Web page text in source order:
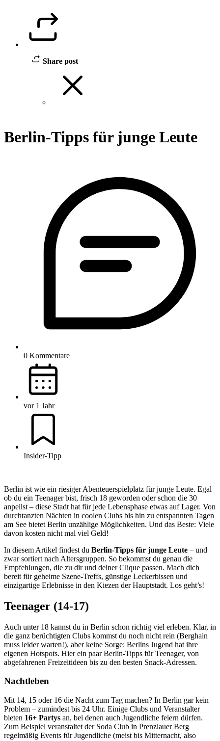
Share post
Berlin-Tipps für junge Leute
0 Kommentare
vor 1 Jahr
Insider-Tipp
Berlin ist wie ein riesiger Abenteuerspielplatz für junge Leute. Egal
ob du ein Teenager bist, frisch 18 geworden oder schon die 30
anpeilst – diese Stadt hat für jede Lebensphase etwas auf Lager. Von
durchtanzten Nächten in coolen Clubs bis hin zu entspannten Tagen
am See bietet Berlin unzählige Möglichkeiten. Und das Beste: Viele
davon kosten nicht mal viel Geld!
In diesem Artikel findest du Berlin-Tipps für junge Leute – und
zwar sortiert nach Altersgruppen. So bekommst du genau die
Empfehlungen, die zu dir und deiner Clique passen. Mach dich
bereit für geheime Szene-Treffs, günstige Leckerbissen und
einzigartige Erlebnisse in den Kiezen der Hauptstadt. Los geht’s!
Teenager (14-17)
Auch unter 18 kannst du in Berlin schon richtig viel erleben. Klar, in
die ganz berüchtigten Clubs kommst du noch nicht rein (Berghain
muss leider warten!), aber keine Sorge: Berlins Jugend hat ihre
eigenen Hotspots. Hier ein paar Berlin-Tipps für Teenager, von
abgefahrenen Freizeitideen bis zu den besten Snack-Adressen.
Nachtleben
Mit 14, 15 oder 16 die Nacht zum Tag machen? In Berlin gar kein
Problem – zumindest bis 24 Uhr. Einige Clubs und Veranstalter
bieten 16+ Partys an, bei denen auch Jugendliche feiern dürfen.
Zum Beispiel veranstaltet der Soda Club in Prenzlauer Berg
regelmäßig Events für Jugendliche (meist bis Mitternacht, also